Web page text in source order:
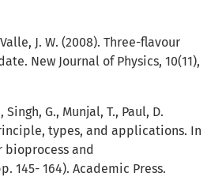
J. W. (2008). Three-flavour
New Journal of Physics, 10(11),
Singh, G., Munjal, T., Paul, D.
types, and applications. In
bioprocess and
145- 164). Academic Press.